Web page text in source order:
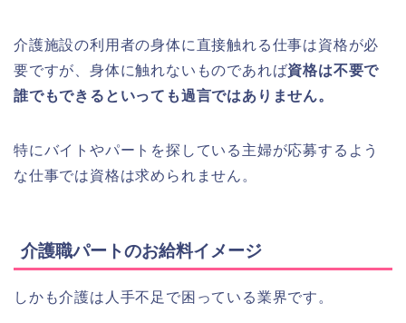
介護施設の利用者の身体に直接触れる仕事は資格が必
要ですが、身体に触れないものであれば資格は不要で
誰でもできるといっても過言ではありません。
特にバイトやパートを探している主婦が応募するよう
な仕事では資格は求められません。
介護職パートのお給料イメージ
しかも介護は人手不足で困っている業界です。